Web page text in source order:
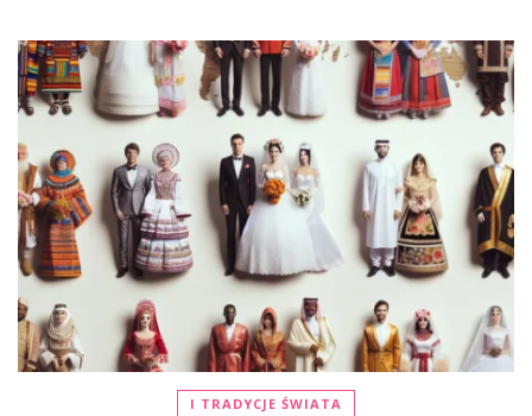
I TRADYCJE ŚWIATA